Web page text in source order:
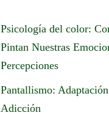
Psicología del color:
Pintan Nuestras
Percepciones
Pantallismo:
Adicción